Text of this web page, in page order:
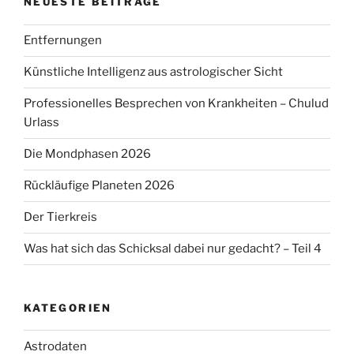
Entfernungen
Künstliche Intelligenz aus astrologischer Sicht
Professionelles Besprechen von Krankheiten – Chulud
Urlass
Die Mondphasen 2026
Rückläufige Planeten 2026
Der Tierkreis
Was hat sich das Schicksal dabei nur gedacht? – Teil 4
KATEGORIEN
Astrodaten